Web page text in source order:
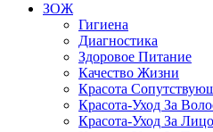
ЗОЖ
Гигиена
Диагностика
Здоровое Питание
Качество Жизни
Красота
Красота-Уход За
Красота-Уход За